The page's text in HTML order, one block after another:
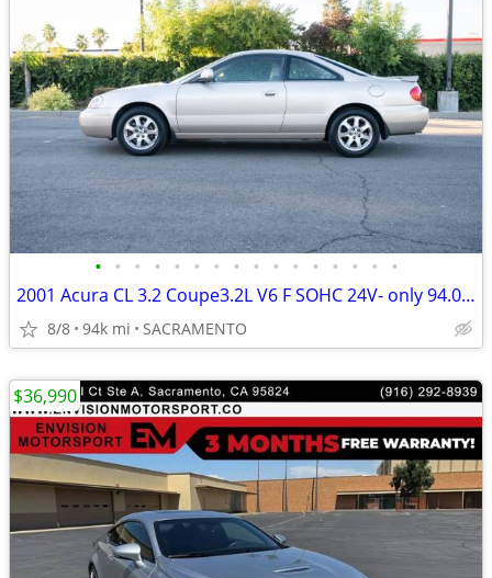
• • • • • • • • • • • • • • • •
2001 Acura CL 3.2 Coupe3.2L V6 F SOHC 24V- only 94.057 original miles
8/8 94k mi SACRAMENTO
$36,990